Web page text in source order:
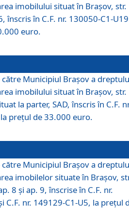
imobilului situat în Brașov, str.
înscris în C.F. nr. 130050-C1-U19
euro.
Municipiul Brașov a
imobilului situat în Brașov, str.
la parter, SAD, înscris în C.F.
prețul de 33.000 euro.
Municipiul Brașov a
imobilelor situate în Brașov,
8 și ap. 9, înscrise în C.F. nr.
C.F. nr. 149129-C1-U5, la prețul